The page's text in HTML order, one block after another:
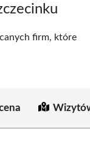
firm, które